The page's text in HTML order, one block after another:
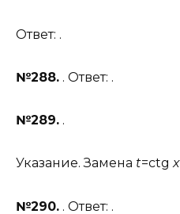
Ответ: .
№288. . Ответ: .
№289. .
Указание. Замена t=ctgx
№290. . Ответ: .